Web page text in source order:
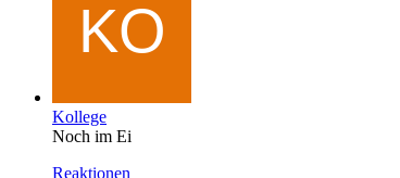
Kollege
Noch im Ei
Reaktionen